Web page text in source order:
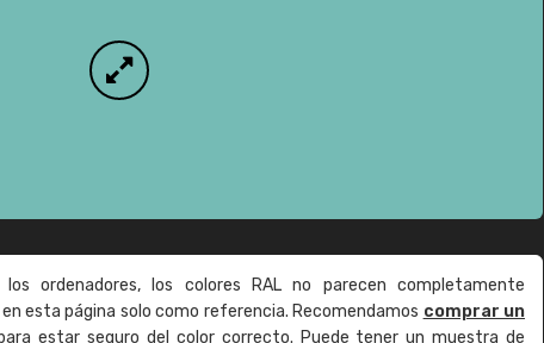
ordenadores, los colores RAL no parecen completamente
esta página solo como referencia. Recomendamos comprar un
estar seguro del color correcto. Puede tener un muestra de